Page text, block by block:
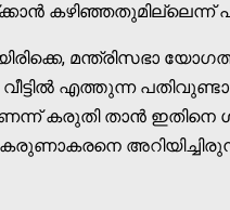
മന്ത്രിസഭാ
എത്തുന്ന
കരുതി താൻ
കരുണാകരനെ